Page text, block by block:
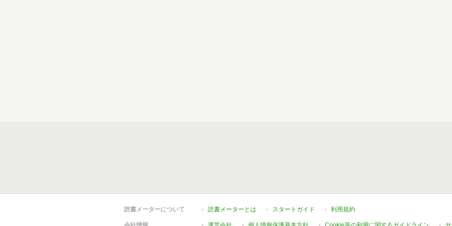
読書メーターについて 読書メーターとは スタートガイド 利用規約